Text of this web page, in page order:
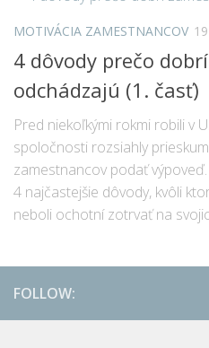
MOTIVÁCIA ZAMESTNANCOV
4 dôvody prečo
odchádzajú (1. časť)
Pred niekoľkými rokmi robili v
spoločnosti rozsiahly
zamestnancov podať
4 najčastejšie dôvody, kvôli
neboli ochotní zotrvať na
FOLLOW: